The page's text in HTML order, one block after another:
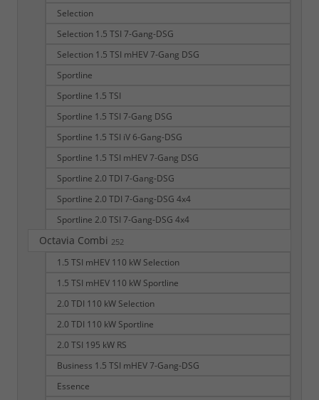
Selection
Selection 1.5 TSI 7-Gang-DSG
Selection 1.5 TSI mHEV 7-Gang DSG
Sportline
Sportline 1.5 TSI
Sportline 1.5 TSI 7-Gang DSG
Sportline 1.5 TSI iV 6-Gang-DSG
Sportline 1.5 TSI mHEV 7-Gang DSG
Sportline 2.0 TDI 7-Gang-DSG
Sportline 2.0 TDI 7-Gang-DSG 4x4
Sportline 2.0 TSI 7-Gang-DSG 4x4
Octavia Combi 252
1.5 TSI mHEV 110 kW Selection
1.5 TSI mHEV 110 kW Sportline
2.0 TDI 110 kW Selection
2.0 TDI 110 kW Sportline
2.0 TSI 195 kW RS
Business 1.5 TSI mHEV 7-Gang-DSG
Essence